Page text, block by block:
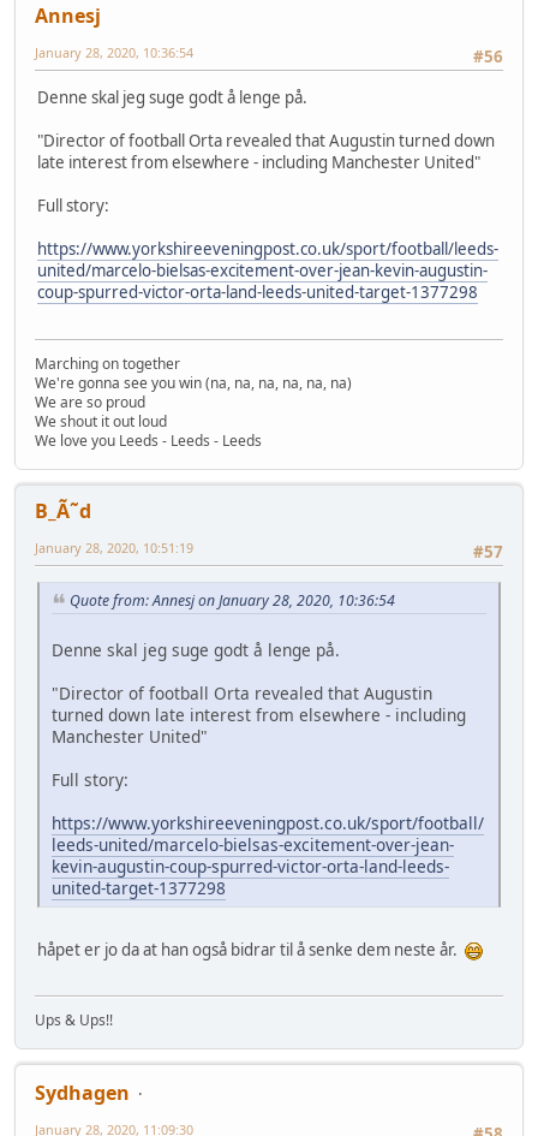
Annesj
#56
January 28, 2020, 10:36:54
Denne skal jeg suge godt å lenge på.
"Director of football Orta revealed that Augustin turned down
late interest from elsewhere - including Manchester United"
Full story:
https://www.yorkshireeveningpost.co.uk/sport/football/leeds-
united/marcelo-bielsas-excitement-over-jean-kevin-augustin-
coup-spurred-victor-orta-land-leeds-united-target-1377298
Marching on together
We're gonna see you win (na, na, na, na, na, na)
We are so proud
We shout it out loud
We love you Leeds - Leeds - Leeds
B_Ã˜d
#57
January 28, 2020, 10:51:19
Quote from: Annesj on January 28, 2020, 10:36:54
Denne skal jeg suge godt å lenge på.
"Director of football Orta revealed that Augustin
turned down late interest from elsewhere - including
Manchester United"
Full story:
https://www.yorkshireeveningpost.co.uk/sport/football/
leeds-united/marcelo-bielsas-excitement-over-jean-
kevin-augustin-coup-spurred-victor-orta-land-leeds-
united-target-1377298
håpet er jo da at han også bidrar til å senke dem neste år.
Ups & Ups!!
Sydhagen
January 28, 2020, 11:09:30